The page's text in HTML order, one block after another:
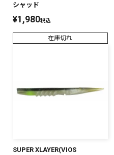
シャッド
¥1,980税込
在庫切れ
SUPER XLAYER(VIOS